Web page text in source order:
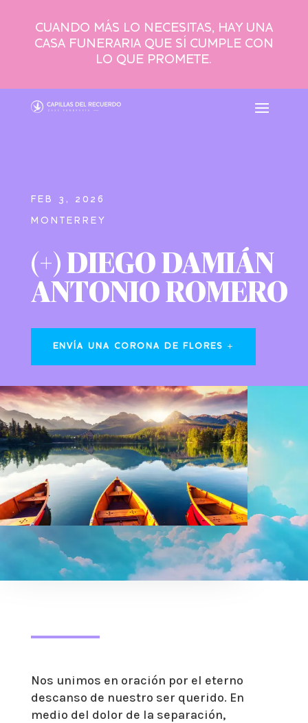
CUANDO MÁS LO NECESITAS, HAY UNA
CASA FUNERARIA QUE SÍ CUMPLE CON
LO QUE PROMETE.
FEB 3, 2026
MONTERREY
(+) DIEGO DAMIÁN
ANTONIO ROMERO
ENVÍA UNA CORONA DE FLORES
Nos unimos en oración por el eterno
descanso de nuestro ser querido. En
medio del dolor de la separación,